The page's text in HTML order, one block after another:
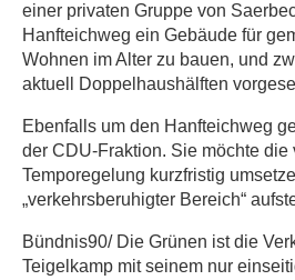
einer privaten Gruppe von
Hanfteichweg ein Gebäude für
Wohnen im Alter zu bauen, und
aktuell Doppelhaushälften
Ebenfalls um den Hanfteichweg
der CDU-Fraktion. Sie möchte die
Temporegelung kurzfristig
„verkehrsberuhigter Bereich“
Bündnis90/ Die Grünen ist die
Teigelkamp mit seinem nur